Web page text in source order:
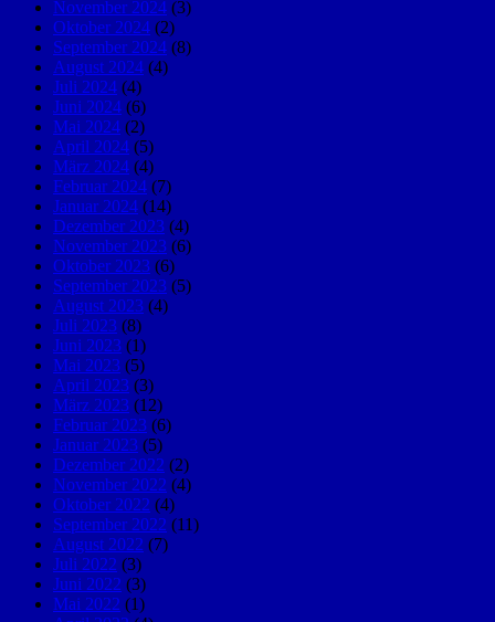
November 2024 (3)
Oktober 2024 (2)
September 2024 (8)
August 2024 (4)
Juli 2024 (4)
Juni 2024 (6)
Mai 2024 (2)
April 2024 (5)
März 2024 (4)
Februar 2024 (7)
Januar 2024 (14)
Dezember 2023 (4)
November 2023 (6)
Oktober 2023 (6)
September 2023 (5)
August 2023 (4)
Juli 2023 (8)
Juni 2023 (1)
Mai 2023 (5)
April 2023 (3)
März 2023 (12)
Februar 2023 (6)
Januar 2023 (5)
Dezember 2022 (2)
November 2022 (4)
Oktober 2022 (4)
September 2022 (11)
August 2022 (7)
Juli 2022 (3)
Juni 2022 (3)
Mai 2022 (1)